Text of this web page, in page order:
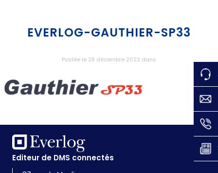
EVERLOG-GAUTHIER-SP33
Postée le 28 décembre 2022 dans
Editeur de DMS connectés